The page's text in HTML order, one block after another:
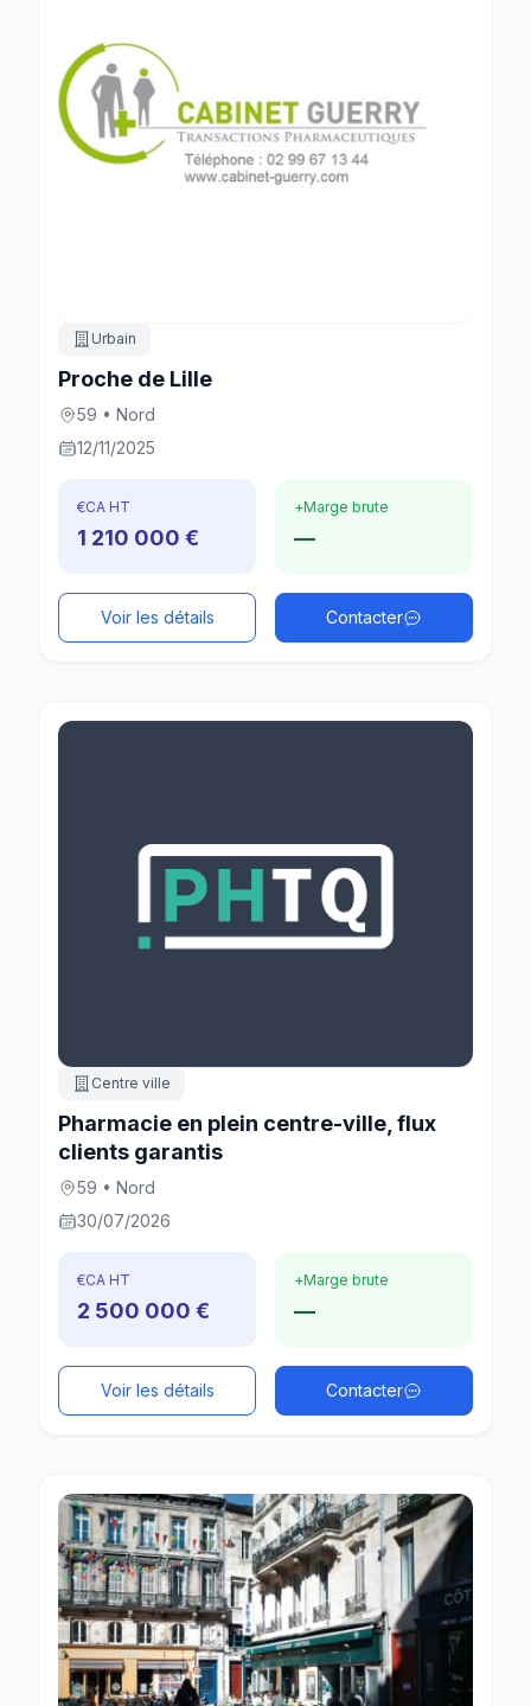
Urbain
Proche de Lille
59 • Nord
12/11/2025
€CA HT
1 210 000 €
+Marge brute
—
Voir les détails Contacter
Centre ville
Pharmacie en plein centre-ville, flux
clients garantis
59 • Nord
30/07/2026
€CA HT
2 500 000 €
+Marge brute
—
Voir les détails Contacter